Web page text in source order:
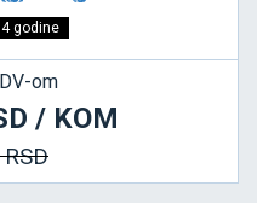
godine
om
/ KOM